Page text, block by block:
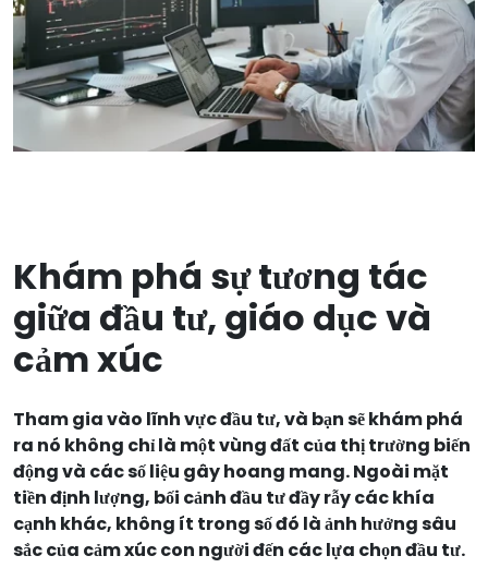
Khám phá sự tương tác
giữa đầu tư, giáo dục và
cảm xúc
Tham gia vào lĩnh vực đầu tư, và bạn sẽ khám phá
ra nó không chỉ là một vùng đất của thị trường biến
động và các số liệu gây hoang mang. Ngoài mặt
tiền định lượng, bối cảnh đầu tư đầy rẫy các khía
cạnh khác, không ít trong số đó là ảnh hưởng sâu
sắc của cảm xúc con người đến các lựa chọn đầu tư.